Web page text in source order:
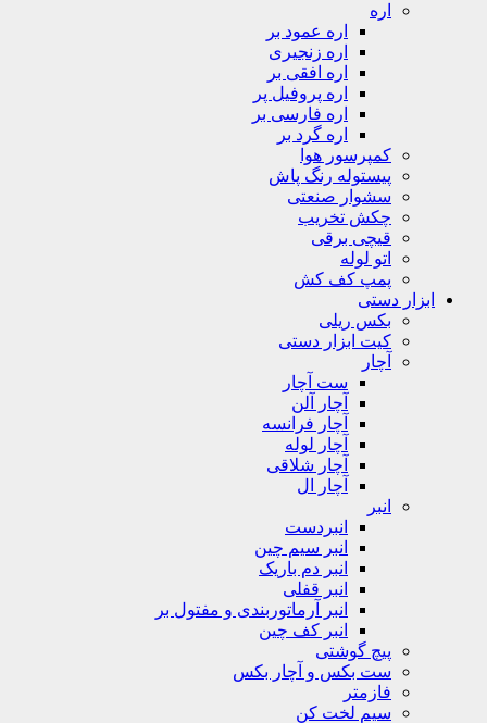
اره
اره عمود بر
اره زنجیری
اره افقی بر
اره پروفیل پر
اره فارسی بر
اره گرد بر
کمپرسور هوا
پیستوله رنگ پاش
سشوار صنعتی
چکش تخریب
قیچی برقی
اتو لوله
پمپ کف کش
ابزار دستی
بکس ریلی
کیت ابزار دستی
آچار
ست آچار
آچار آلن
آچار فرانسه
آچار لوله
آچار شلاقی
آچار ال
انبر
انبردست
انبر سیم چین
انبر دم باریک
انبر قفلی
انبر آرماتوربندی و مفتول بر
انبر کف چین
پیچ گوشتی
ست بکس و آچار بکس
فازمتر
سیم لخت کن